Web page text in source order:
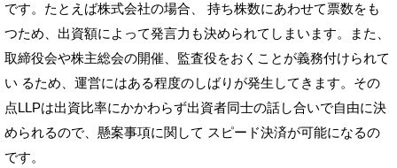
です。たとえば株式会社の場合、 持ち株数にあわせて票数をも
つため、出資額によって発言力も決められてしまいます。また、
取締役会や株主総会の開催、監査役をおくことが義務付けられて
い るため、運営にはある程度のしばりが発生してきます。その
点LLPは出資比率にかかわらず出資者同士の話し合いで自由に決
められるので、懸案事項に関して スピード決済が可能になるの
です。